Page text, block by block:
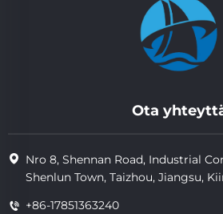
Ota
Nro 8, Shennan Road, Industrial
Shenlun Town, Taizhou, Jiangsu,
+86-17851363240